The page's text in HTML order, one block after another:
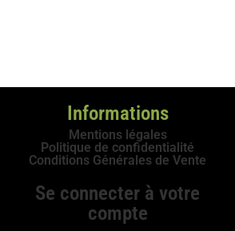
Informations
Mentions légales
Politique de confidentialité
Conditions Générales de Vente
Se connecter à votre
compte